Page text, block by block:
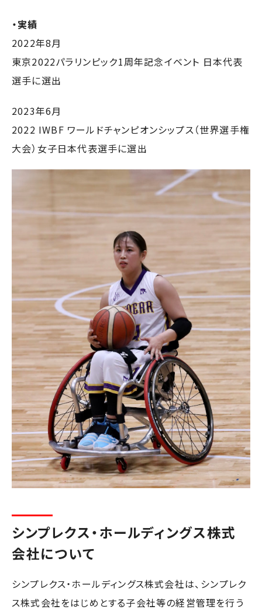
・実績
2022年8月
東京2022パラリンピック1周年記念イベント 日本代表
選手に選出
2023年6月
2022 IWBF ワールドチャンピオンシップス（世界選手権
大会）女子日本代表選手に選出
シンプレクス・ホールディングス株式
会社について
シンプレクス・ホールディングス株式会社は、シンプレク
ス株式会社をはじめとする子会社等の経営管理を行う